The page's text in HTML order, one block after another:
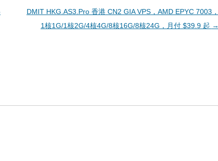
DMIT HKG.AS3.Pro 香港 CN2 GIA VPS，AMD EPYC 7003，
1核1G/1核2G/4核4G/8核16G/8核24G，月付 $39.9 起 →